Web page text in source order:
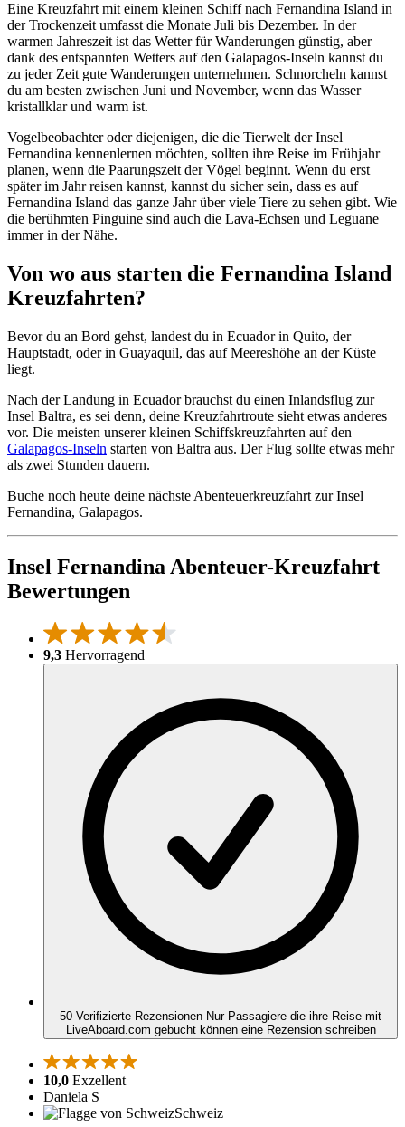
Eine Kreuzfahrt mit einem kleinen Schiff nach Fernandina Island in
der Trockenzeit umfasst die Monate Juli bis Dezember. In der
warmen Jahreszeit ist das Wetter für Wanderungen günstig, aber
dank des entspannten Wetters auf den Galapagos-Inseln kannst du
zu jeder Zeit gute Wanderungen unternehmen. Schnorcheln kannst
du am besten zwischen Juni und November, wenn das Wasser
kristallklar und warm ist.
Vogelbeobachter oder diejenigen, die die Tierwelt der Insel
Fernandina kennenlernen möchten, sollten ihre Reise im Frühjahr
planen, wenn die Paarungszeit der Vögel beginnt. Wenn du erst
später im Jahr reisen kannst, kannst du sicher sein, dass es auf
Fernandina Island das ganze Jahr über viele Tiere zu sehen gibt. Wie
die berühmten Pinguine sind auch die Lava-Echsen und Leguane
immer in der Nähe.
Von wo aus starten die Fernandina Island
Kreuzfahrten?
Bevor du an Bord gehst, landest du in Ecuador in Quito, der
Hauptstadt, oder in Guayaquil, das auf Meereshöhe an der Küste
liegt.
Nach der Landung in Ecuador brauchst du einen Inlandsflug zur
Insel Baltra, es sei denn, deine Kreuzfahrtroute sieht etwas anderes
vor. Die meisten unserer kleinen Schiffskreuzfahrten auf den
Galapagos-Inseln starten von Baltra aus. Der Flug sollte etwas mehr
als zwei Stunden dauern.
Buche noch heute deine nächste Abenteuerkreuzfahrt zurInsel
Fernandina, Galapagos.
Insel Fernandina Abenteuer-Kreuzfahrt
Bewertungen
9,3 Hervorragend
50 Verifizierte Rezensionen Nur Passagiere die ihre Reise mit
LiveAboard.com gebucht können eine Rezension schreiben
10,0 Exzellent
Daniela S
Schweiz